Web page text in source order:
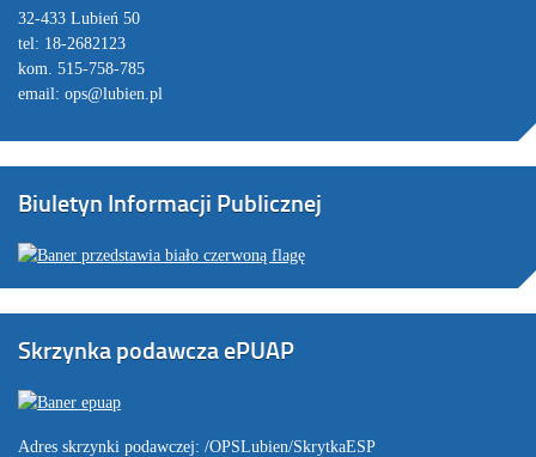
32-433 Lubień 50
tel: 18-2682123
kom. 515-758-785
email: ops@lubien.pl
Biuletyn Informacji Publicznej
Skrzynka podawcza ePUAP
Adres skrzynki podawczej: /OPSLubien/SkrytkaESP